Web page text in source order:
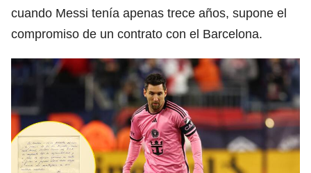
cuando Messi tenía apenas trece años, supone el
compromiso de un contrato con el Barcelona.